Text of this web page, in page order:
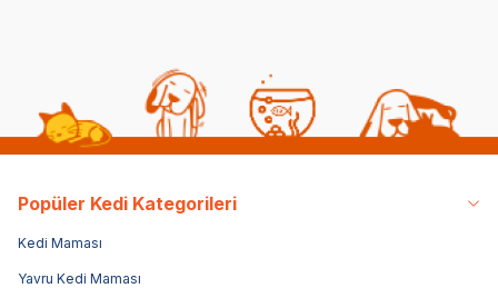
Popüler Kedi Kategorileri
Kedi Maması
Yavru Kedi Maması